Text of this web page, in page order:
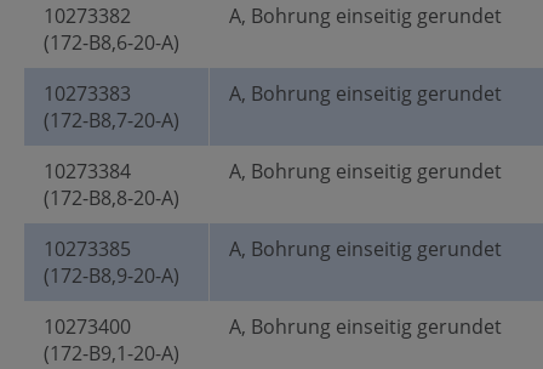
10273382
(172-B8,6-20-A)
A, Bohrung einseitig gerundet
10273383
(172-B8,7-20-A)
A, Bohrung einseitig gerundet
10273384
(172-B8,8-20-A)
A, Bohrung einseitig gerundet
10273385
(172-B8,9-20-A)
A, Bohrung einseitig gerundet
10273400
(172-B9,1-20-A)
A, Bohrung einseitig gerundet